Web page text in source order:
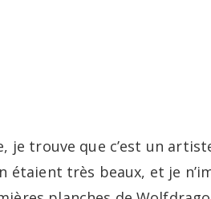
je trouve que c’est un
étaient très beaux, et je